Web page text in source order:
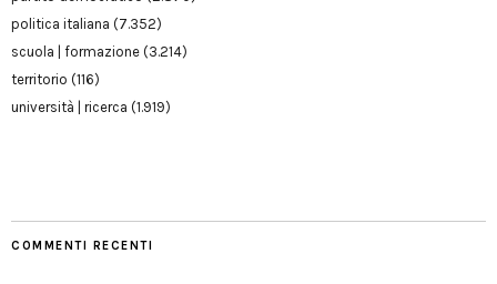
politica italiana (7.352)
scuola | formazione (3.214)
territorio (116)
università | ricerca (1.919)
COMMENTI RECENTI